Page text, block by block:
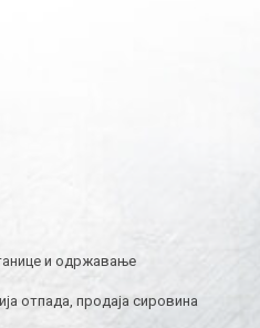
и одржавање
отпада, продаја сировина